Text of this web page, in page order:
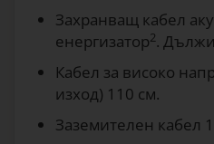
Захранващ кабел
енергизатор2.
Кабел за високо
изход) 110 см.
Заземителен кабел